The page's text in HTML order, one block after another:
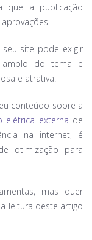
que a publicação
site pode exigir
amplo do tema e
e atrativa.
conteúdo sobre a
elétrica externa de
na internet, é
otimização para
mas quer
leitura deste artigo